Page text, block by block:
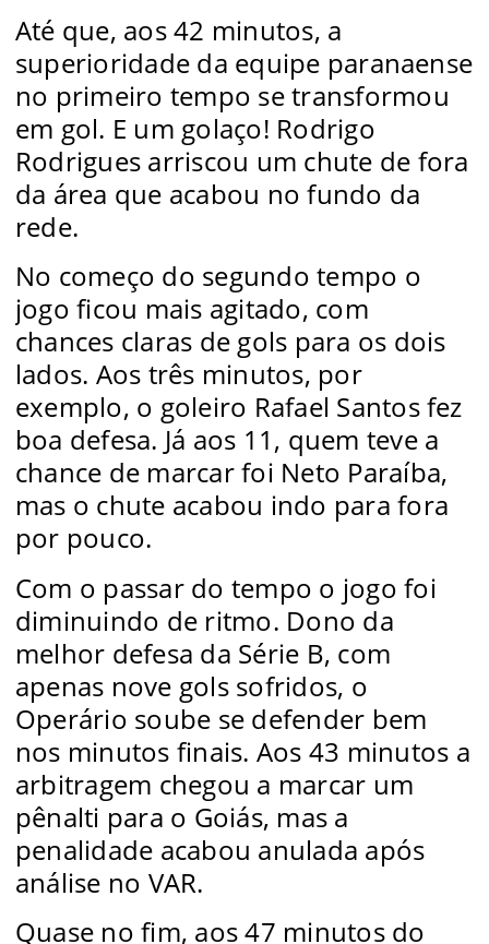
Até que, aos 42 minutos, a
superioridade da equipe paranaense
no primeiro tempo se transformou
em gol. E um golaço! Rodrigo
Rodrigues arriscou um chute de fora
da área que acabou no fundo da
rede.
No começo do segundo tempo o
jogo ficou mais agitado, com
chances claras de gols para os dois
lados. Aos três minutos, por
exemplo, o goleiro Rafael Santos fez
boa defesa. Já aos 11, quem teve a
chance de marcar foi Neto Paraíba,
mas o chute acabou indo para fora
por pouco.
Com o passar do tempo o jogo foi
diminuindo de ritmo. Dono da
melhor defesa da Série B, com
apenas nove gols sofridos, o
Operário soube se defender bem
nos minutos finais. Aos 43 minutos a
arbitragem chegou a marcar um
pênalti para o Goiás, mas a
penalidade acabou anulada após
análise no VAR.
Quase no fim, aos 47 minutos do